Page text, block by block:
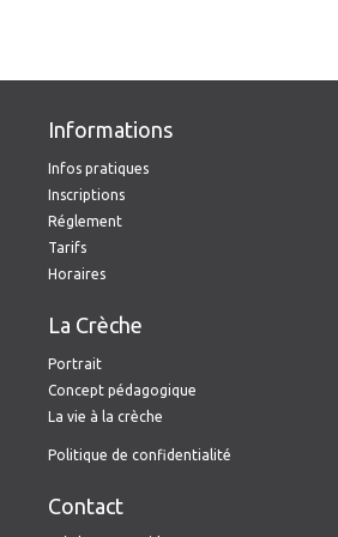
Informations
Infos pratiques
Inscriptions
Réglement
Tarifs
Horaires
La Crèche
Portrait
Concept pédagogique
La vie à la crèche
Politique de confidentialité
Contact